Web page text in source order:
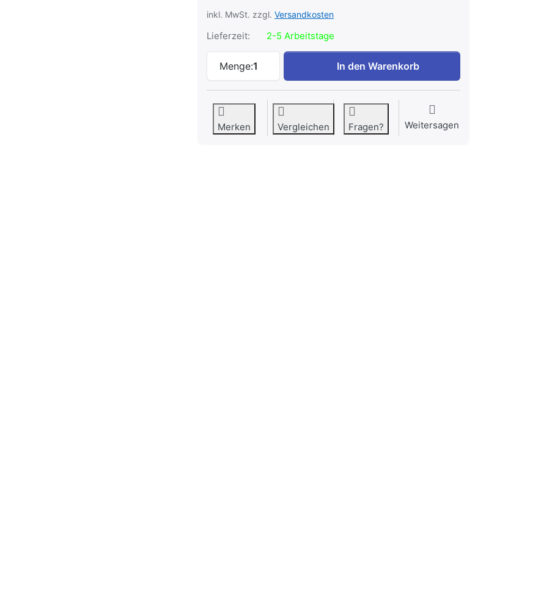
inkl. MwSt. zzgl. Versandkosten
Lieferzeit: 2-5 Arbeitstage
Menge:1
Gedore VDE 8092 VDE-Kabelschere zu 37,90 €, Menge 1.
In den Warenkorb
Merken Vergleichen Fragen? Weitersagen